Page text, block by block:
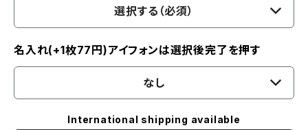
選択する（必須）
名入れ(+1枚77円)アイフォンは選択後完了を押す
なし
International shipping available